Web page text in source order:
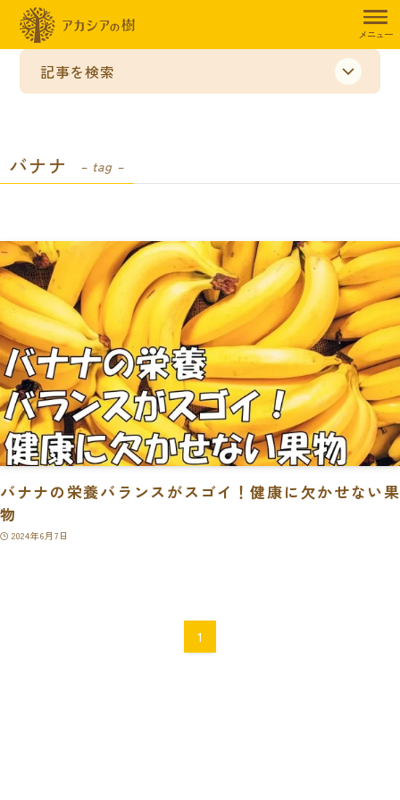
メニュー
記事を検索
バナナ – tag –
バナナの栄養バランスがスゴイ！健康に欠かせない果
物
2024年6月7日
1